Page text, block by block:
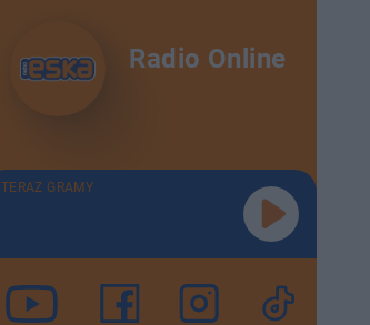
Radio Online
TERAZ GRAMY